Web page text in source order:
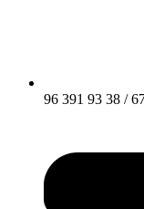
96 391 93 38 /